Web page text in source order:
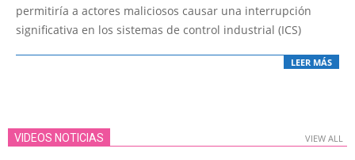
permitiría a actores maliciosos causar una interrupción
significativa en los sistemas de control industrial (ICS)
LEER MÁS
VIDEOS NOTICIAS VIEW ALL